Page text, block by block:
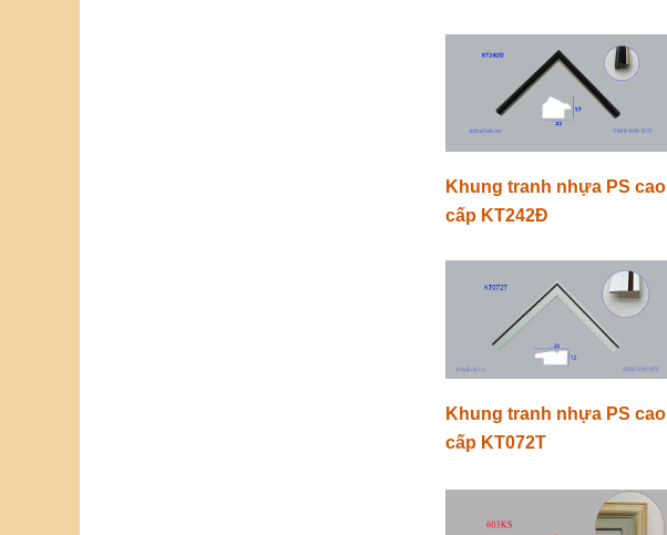
Khung tranh nhựa PS cao
cấp KT242Đ
Khung tranh nhựa PS cao
cấp KT072T